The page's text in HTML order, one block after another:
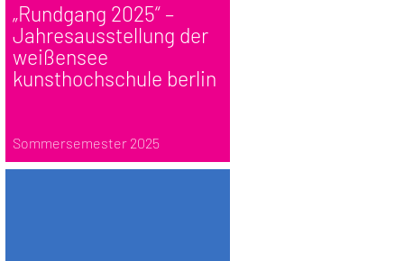
„Rundgang 2025“ –
Jahresausstellung der
weißensee
kunsthochschule berlin
Sommersemester 2025